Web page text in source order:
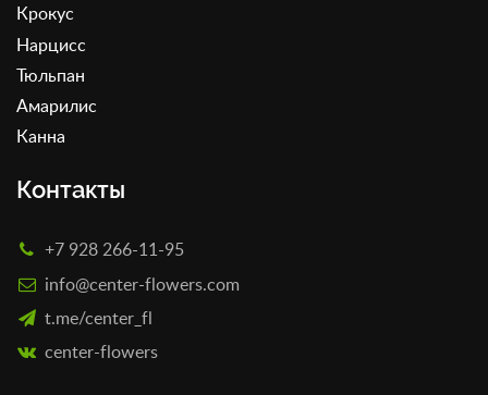
Крокус
Нарцисс
Тюльпан
Амарилис
Канна
Контакты
+7 928 266-11-95
info@center-flowers.com
t.me/center_fl
сenter-flowers